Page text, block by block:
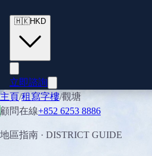
🇭🇰HKD
立即諮詢
主頁/租寫字樓/觀塘
顧問在線+852 6253 8886
地區指南 · DISTRICT GUIDE